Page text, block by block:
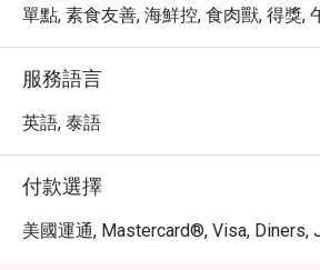
單點, 素食友善, 海鮮控, 食肉獸, 得獎,
服務語言
英語, 泰語
付款選擇
美國運通, Mastercard®, Visa, Diners,